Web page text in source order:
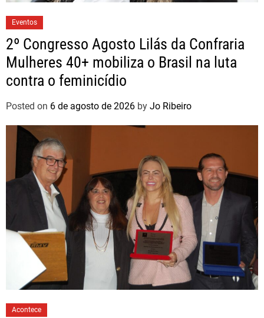
Eventos
2º Congresso Agosto Lilás da Confraria
Mulheres 40+ mobiliza o Brasil na luta
contra o feminicídio
Posted on 6 de agosto de 2026 by Jo Ribeiro
Acontece